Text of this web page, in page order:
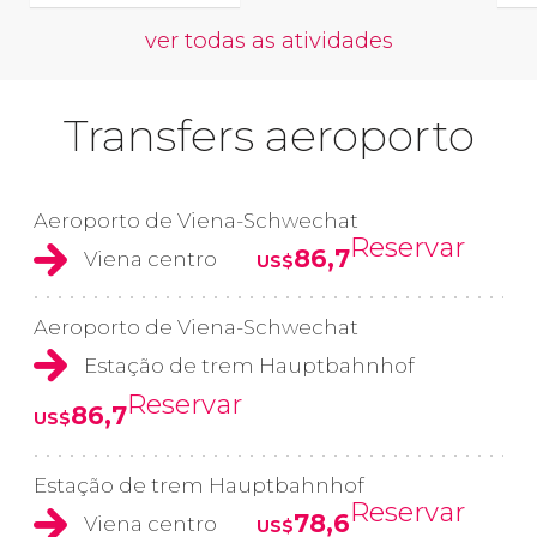
ver todas as atividades
Transfers aeroporto
Aeroporto de Viena-Schwechat
Viena centro
US$86,7Reservar
Aeroporto de Viena-Schwechat
Estação de trem Hauptbahnhof
US$86,7Reservar
Estação de trem Hauptbahnhof
Viena centro
US$78,6Reservar